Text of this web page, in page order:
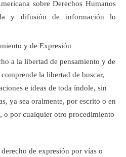
sobre Derechos Humanos
y difusión de información lo
y de Expresión
a la libertad de pensamiento y de
la libertad de buscar,
e ideas de toda índole, sin
ya sea oralmente, por escrito o en
o por cualquier otro procedimiento
de expresión por vías o